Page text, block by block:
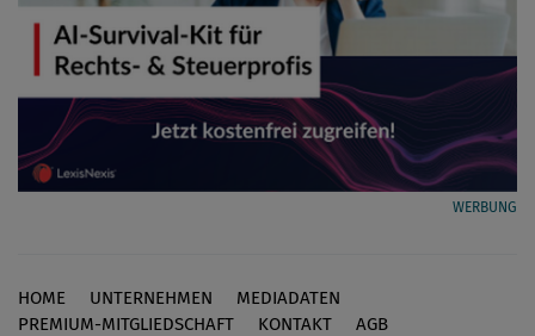
WERBUNG
Footer
HOME UNTERNEHMEN
MEDIADATEN
PREMIUM-MITGLIEDSCHAFT
KONTAKT
AGB